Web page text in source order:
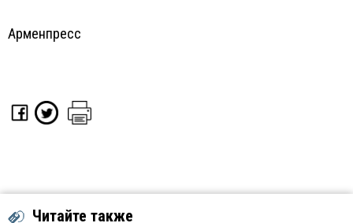
Арменпресс
Читайте также